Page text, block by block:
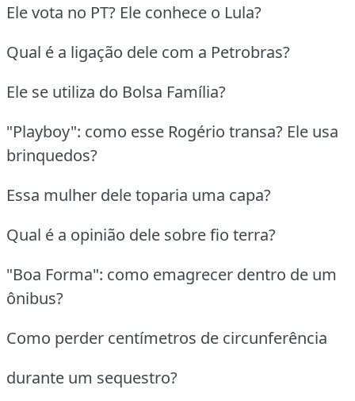
Ele vota no PT? Ele conhece o Lula?
Qual é a ligação dele com a Petrobras?
Ele se utiliza do Bolsa Família?
"Playboy": como esse Rogério transa? Ele usa
brinquedos?
Essa mulher dele toparia uma capa?
Qual é a opinião dele sobre fio terra?
"Boa Forma": como emagrecer dentro de um
ônibus?
Como perder centímetros de circunferência
durante um sequestro?